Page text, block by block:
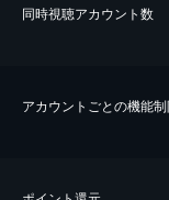
同時視聴アカウント数
アカウントごとの機能